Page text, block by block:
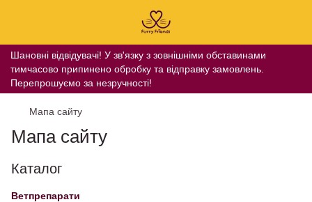
Шановні відвідувачі! У зв'язку з зовнішніми обставинами
тимчасово припинено обробку та відправку замовлень.
Перепрошуємо за незручності!
Мапа сайту
Мапа сайту
Каталог
Ветпрепарати